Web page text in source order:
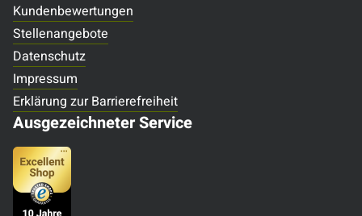
Kundenbewertungen
Stellenangebote
Datenschutz
Impressum
Erklärung zur Barrierefreiheit
Ausgezeichneter Service